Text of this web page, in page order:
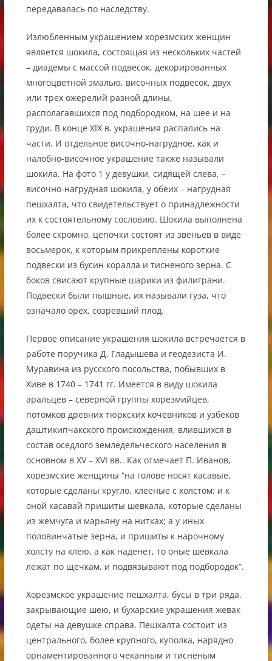
передавалась по наследству.
Излюбленным украшением хорезмских женщин
является шокила, состоящая из нескольких частей
– диадемы с массой подвесок, декорированных
многоцветной эмалью, височных подвесок, двух
или трех ожерелий разной длины,
располагавшихся под подбородком, на шее и на
груди. В конце XIX в. украшения распались на
части. И отдельное височно-нагрудное, как и
налобно-височное украшение также называли
шокила. На фото 1 у девушки, сидящей слева, –
височно-нагрудная шокила, у обеих – нагрудная
пешхалта, что свидетельствует о принадлежности
их к состоятельному сословию. Шокила выполнена
более скромно, цепочки состоят из звеньев в виде
восьмерок, к которым прикреплены короткие
подвески из бусин коралла и тисненого зерна. С
боков свисают крупные шарики из филиграни.
Подвески были пышные, их называли гуза, что
означало орех, созревший плод.
Первое описание украшения шокила встречается в
работе поручика Д. Гладышева и геодезиста И.
Муравина из русского посольства, побывших в
Хиве в 1740 – 1741 гг. Имеется в виду шокила
аральцев – северной группы хорезмийцев,
потомков древних тюркских кочевников и узбеков
даштикипчакского происхождения, влившихся в
состав оседлого земледельческого населения в
основном в XV – XVI вв.. Как отмечает П. Иванов,
хорезмские женщины “на голове носят касавые,
которые сделаны кругло, клееные с холстом; и к
оной касавай пришиты шевкала, которые сделаны
из жемчуга и марьяну на нитках; а у иных
половинчатые зерна, и пришиты к нарочному
холсту на клею, а как наденет, то оные шевкала
лежат по щечкам, и подвязывают под подбородок”.
Хорезмское украшение пешхалта, бусы в три ряда,
закрывающие шею, и бухарские украшения жевак
одеты на девушке справа. Пешхалта состоит из
центрального, более крупного, куполка, нарядно
орнаментированного чеканным и тисненым